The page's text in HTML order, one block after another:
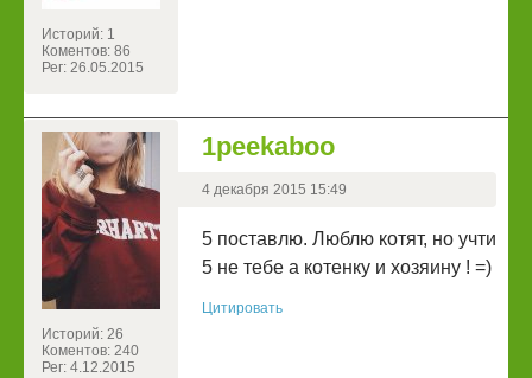
Историй: 1
Коментов: 86
Рег: 26.05.2015
Историй: 26
Коментов: 240
Рег: 4.12.2015
1peekaboo
4 декабря 2015 15:49
5 поставлю. Люблю котят, но учти
5 не тебе а котенку и хозяину ! =)
Цитировать